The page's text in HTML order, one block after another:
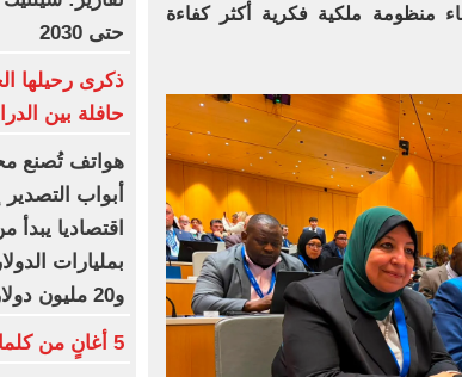
منظومة ملكية فكرية أكثر كفاءة
حتى 2030
ذكرى رحيلها
حافلة بين
هواتف تُصنع
أبواب
اقتصاديا يبدأ
و20 مليون دولار صادرات وآلالاف فرص عمل
5 أغانٍ من كلمات أمير عيد فى ألبوم سوبرنوڤا